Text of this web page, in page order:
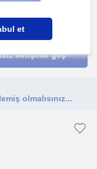
sağ...
iletişime geç
olmalısınız...
et